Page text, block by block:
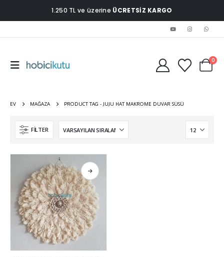
1.250 TL ve üzerine ÜCRETSİZ KARGO
0
EV MAĞAZA PRODUCT TAG - JUJU HAT MAKROME DUVAR SÜSÜ
FILTER